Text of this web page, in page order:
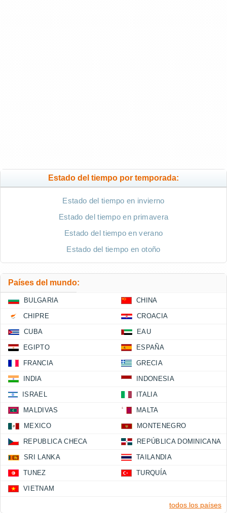
Estado del tiempo por temporada:
Estado del tiempo en invierno
Estado del tiempo en primavera
Estado del tiempo en verano
Estado del tiempo en otoño
Países del mundo:
BULGARIA CHINA
CHIPRE CROACIA
CUBA EAU
EGIPTO ESPAÑA
FRANCIA GRECIA
INDIA INDONESIA
ISRAEL ITALIA
MALDIVAS MALTA
MEXICO MONTENEGRO
REPUBLICA CHECA REPÚBLICA DOMINICANA
SRI LANKA TAILANDIA
TUNEZ TURQUÍA
VIETNAM
todos los países